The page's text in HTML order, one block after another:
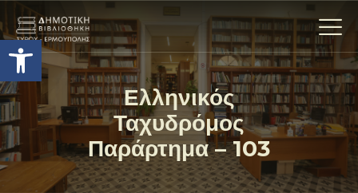
Ανοίξτε τη γραμμή εργαλείων
Ελληνικός
Ταχυδρόμος
Παράρτημα – 103
Η ΒΙΒΛΙΟΘΗΚΗ
ΟΙ ΣΥΛΛΟΓΈΣ
ΕΚΘΕΣΕΙΣ